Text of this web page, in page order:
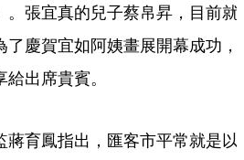
。張宜真的兒子蔡帛昇，目前就
了慶賀宜如阿姨畫展開幕成功，
出席貴賓。
蔣育鳳指出，匯客市平常就是以